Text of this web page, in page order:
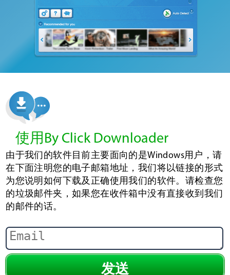
使用By Click Downloader
由于我们的软件目前主要面向的是Windows用户，请
在下面注明您的电子邮箱地址，我们将以链接的形式
为您说明如何下载及正确使用我们的软件。请检查您
的垃圾邮件夹，如果您在收件箱中没有直接收到我们
的邮件的话。
发送